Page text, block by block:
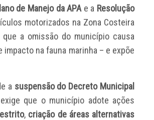
de Manejo da APA e a Resolução
motorizados na Zona Costeira
a omissão do município causa
na fauna marinha – e expõe
a suspensão do Decreto Municipal
que o município adote ações
, criação de áreas alternativas